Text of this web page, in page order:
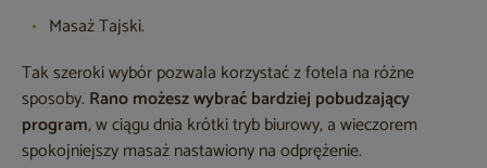
Masaż Tajski.
Tak szeroki wybór pozwala korzystać z fotela na różne
sposoby. Rano możesz wybrać bardziej pobudzający
program, w ciągu dnia krótki tryb biurowy, a wieczorem
spokojniejszy masaż nastawiony na odprężenie.